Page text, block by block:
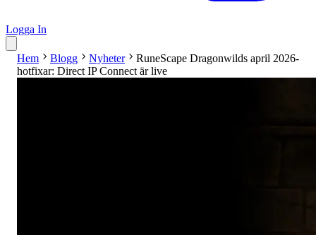
Logga In
Hem Blogg Nyheter
RuneScape Dragonwilds april 2026-
hotfixar: Direct IP Connect är live